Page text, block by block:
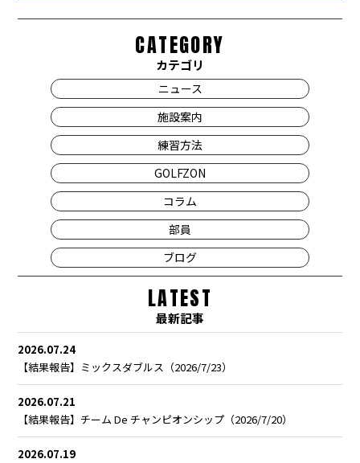
CATEGORY
カテゴリ
ニュース
施設案内
練習方法
GOLFZON
コラム
部員
ブログ
LATEST
最新記事
2026.07.24
【結果報告】ミックスダブルス（2026/7/23）
2026.07.21
【結果報告】チーム De チャンピオンシップ（2026/7/20）
2026.07.19